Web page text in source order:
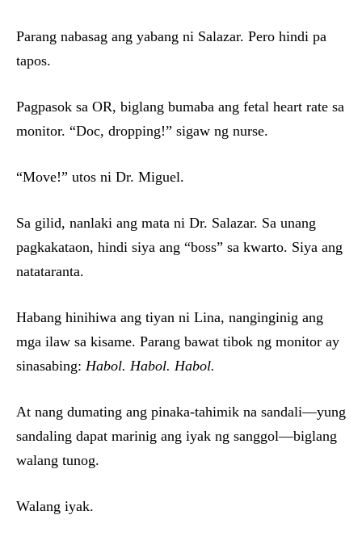
Parang nabasag ang yabang ni Salazar. Pero hindi pa
tapos.
Pagpasok sa OR, biglang bumaba ang fetal heart rate sa
monitor. “Doc, dropping!” sigaw ng nurse.
“Move!” utos ni Dr. Miguel.
Sa gilid, nanlaki ang mata ni Dr. Salazar. Sa unang
pagkakataon, hindi siya ang “boss” sa kwarto. Siya ang
natataranta.
Habang hinihiwa ang tiyan ni Lina, nanginginig ang
mga ilaw sa kisame. Parang bawat tibok ng monitor ay
sinasabing: Habol. Habol. Habol.
At nang dumating ang pinaka-tahimik na sandali—yung
sandaling dapat marinig ang iyak ng sanggol—biglang
walang tunog.
Walang iyak.